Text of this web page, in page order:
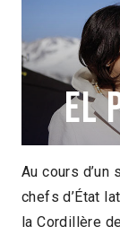
El
Santiago
2018 >
Au cours d’un
chefs d’État
la Cordillère